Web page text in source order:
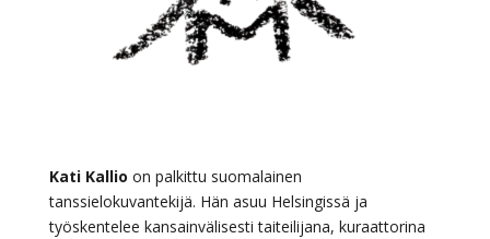
Kati Kallio on palkittu suomalainen
tanssielokuvantekijä. Hän asuu Helsingissä ja
työskentelee kansainvälisesti taiteilijana, kuraattorina